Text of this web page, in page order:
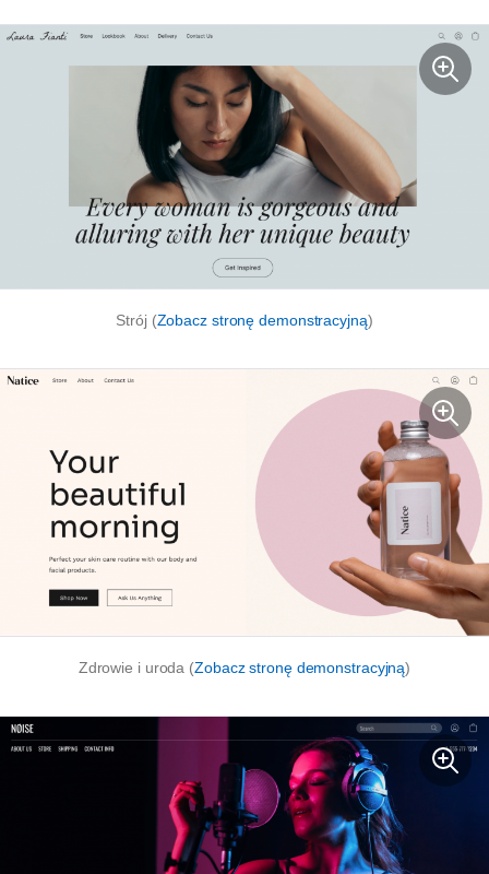
Strój (Zobacz stronę demonstracyjną)
Zdrowie i uroda (Zobacz stronę demonstracyjną)